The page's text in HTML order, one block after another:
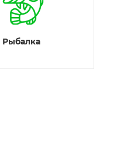
Рыбалка